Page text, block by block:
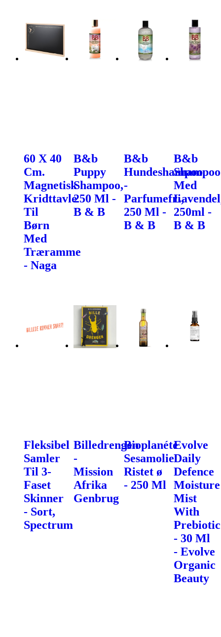
60 X 40
Cm.
Magnetisk
Kridttavle
Til
Børn
Med
Træramme
- Naga
B&b
Puppy
Shampoo,
250 Ml -
B & B
B&b
Hundeshampoo
-
Parfumefri,
250 Ml -
B & B
B&b
Shampoo
Med
250ml -
B & B
Fleksibel
Samler
Til 3-
Faset
Skinner
- Sort,
Spectrum
Billedrengen
-
Mission
Afrika
Genbrug
Bioplanéte
Sesamolie
Ristet ø
- 250 Ml
Evolve
Daily
Defence
Moisture
Mist
With
Prebiotic
- 30 Ml
- Evolve
Organic
Beauty